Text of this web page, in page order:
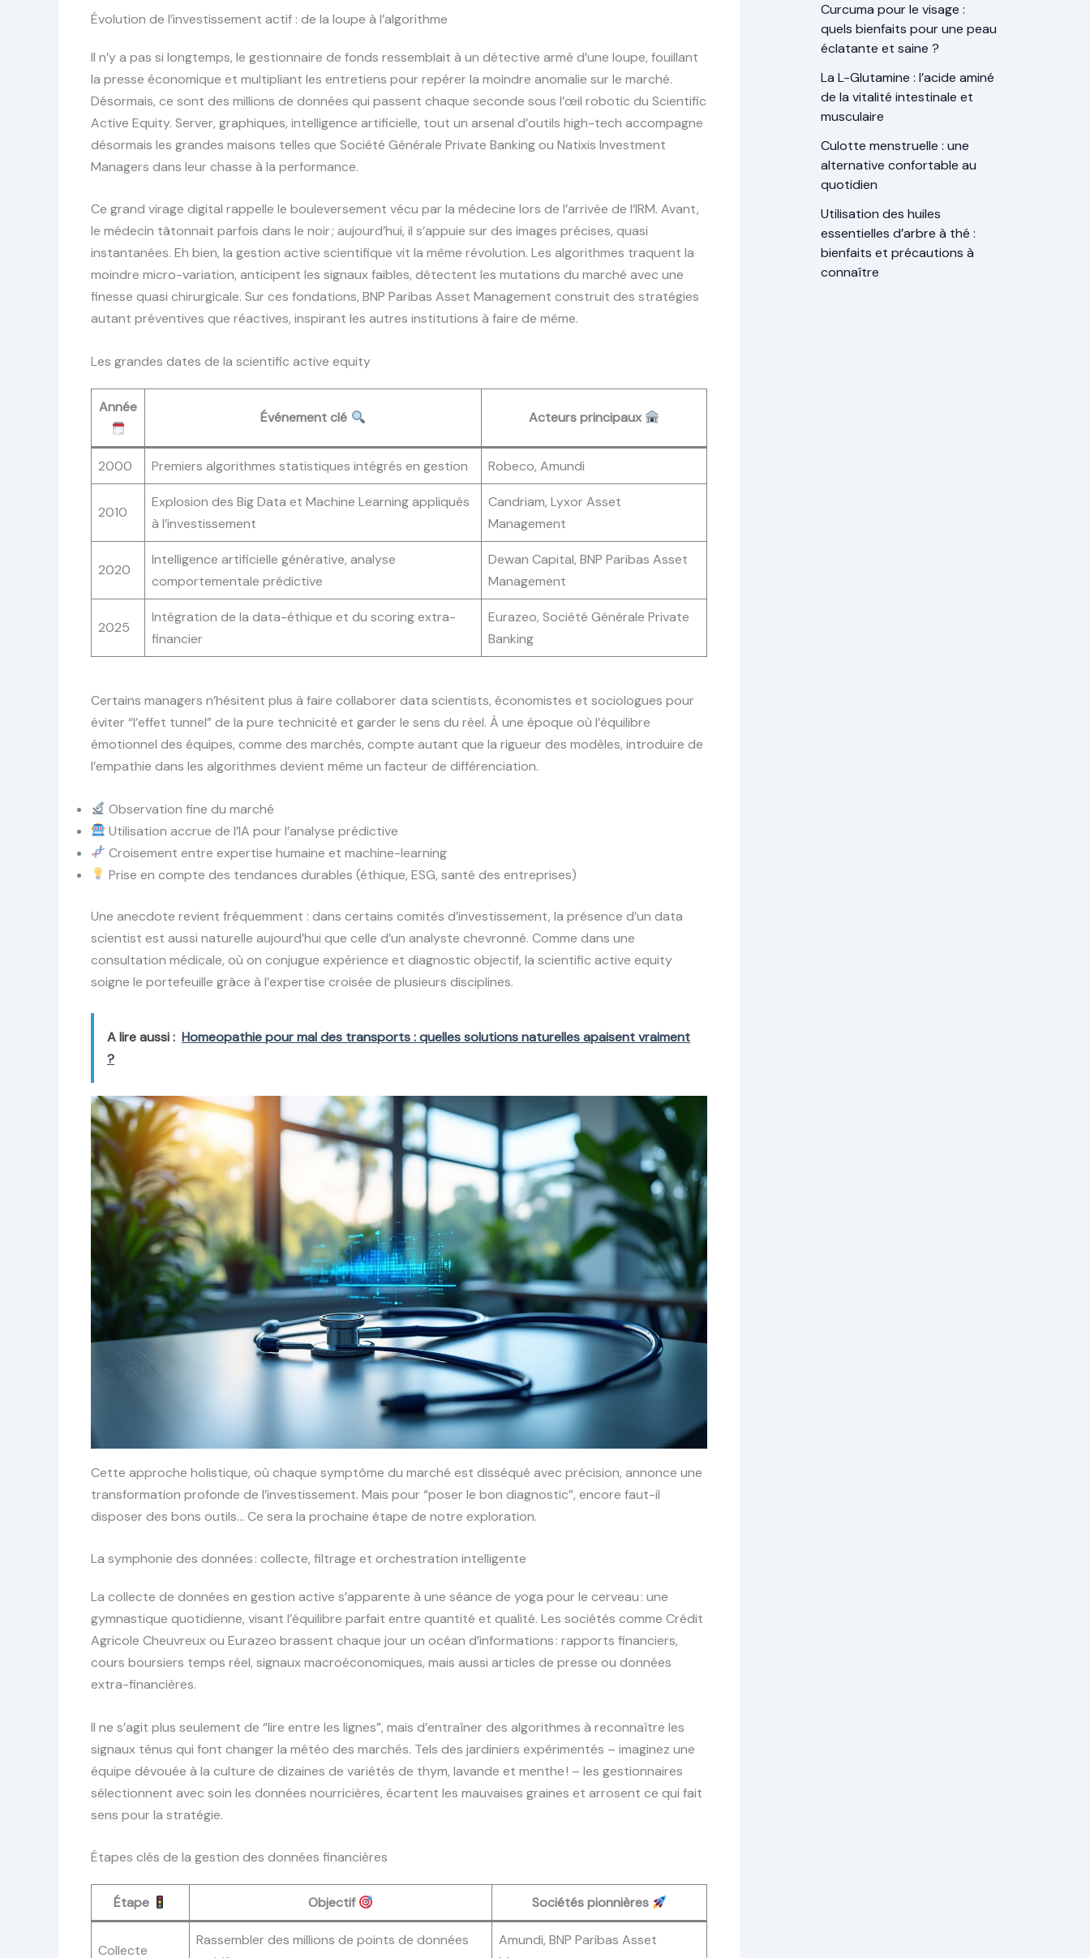
Évolution de l’investissement actif : de la loupe à l’algorithme
Il n’y a pas si longtemps, le gestionnaire de fonds ressemblait à un détective armé d’une loupe, fouillant
la presse économique et multipliant les entretiens pour repérer la moindre anomalie sur le marché.
Désormais, ce sont des millions de données qui passent chaque seconde sous l’œil robotic du Scientific
Active Equity. Server, graphiques, intelligence artificielle, tout un arsenal d’outils high-tech accompagne
désormais les grandes maisons telles que Société Générale Private Banking ou Natixis Investment
Managers dans leur chasse à la performance.
Ce grand virage digital rappelle le bouleversement vécu par la médecine lors de l’arrivée de l’IRM. Avant,
le médecin tâtonnait parfois dans le noir ; aujourd’hui, il s’appuie sur des images précises, quasi
instantanées. Eh bien, la gestion active scientifique vit la même révolution. Les algorithmes traquent la
moindre micro-variation, anticipent les signaux faibles, détectent les mutations du marché avec une
finesse quasi chirurgicale. Sur ces fondations, BNP Paribas Asset Management construit des stratégies
autant préventives que réactives, inspirant les autres institutions à faire de même.
Les grandes dates de la scientific active equity
Année
Événement clé Acteurs principaux
2000 Premiers algorithmes statistiques intégrés en gestion Robeco, Amundi
2010
Explosion des Big Data et Machine Learning appliqués
à l’investissement
Candriam, Lyxor Asset
Management
2020
Intelligence artificielle générative, analyse
comportementale prédictive
Dewan Capital, BNP Paribas Asset
Management
2025
Intégration de la data-éthique et du scoring extra-
financier
Eurazeo, Société Générale Private
Banking
Certains managers n’hésitent plus à faire collaborer data scientists, économistes et sociologues pour
éviter “l’effet tunnel” de la pure technicité et garder le sens du réel. À une époque où l’équilibre
émotionnel des équipes, comme des marchés, compte autant que la rigueur des modèles, introduire de
l’empathie dans les algorithmes devient même un facteur de différenciation.
Observation fine du marché
Utilisation accrue de l’IA pour l’analyse prédictive
Croisement entre expertise humaine et machine-learning
Prise en compte des tendances durables (éthique, ESG, santé des entreprises)
Une anecdote revient fréquemment : dans certains comités d’investissement, la présence d’un data
scientist est aussi naturelle aujourd’hui que celle d’un analyste chevronné. Comme dans une
consultation médicale, où on conjugue expérience et diagnostic objectif, la scientific active equity
soigne le portefeuille grâce à l’expertise croisée de plusieurs disciplines.
A lire aussi : Homeopathie pour mal des transports : quelles solutions naturelles apaisent vraiment
?
Cette approche holistique, où chaque symptôme du marché est disséqué avec précision, annonce une
transformation profonde de l’investissement. Mais pour “poser le bon diagnostic”, encore faut-il
disposer des bons outils… Ce sera la prochaine étape de notre exploration.
La symphonie des données : collecte, filtrage et orchestration intelligente
La collecte de données en gestion active s’apparente à une séance de yoga pour le cerveau : une
gymnastique quotidienne, visant l’équilibre parfait entre quantité et qualité. Les sociétés comme Crédit
Agricole Cheuvreux ou Eurazeo brassent chaque jour un océan d’informations : rapports financiers,
cours boursiers temps réel, signaux macroéconomiques, mais aussi articles de presse ou données
extra-financières.
Il ne s’agit plus seulement de “lire entre les lignes”, mais d’entraîner des algorithmes à reconnaître les
signaux ténus qui font changer la météo des marchés. Tels des jardiniers expérimentés – imaginez une
équipe dévouée à la culture de dizaines de variétés de thym, lavande et menthe ! – les gestionnaires
sélectionnent avec soin les données nourricières, écartent les mauvaises graines et arrosent ce qui fait
sens pour la stratégie.
Étapes clés de la gestion des données financières
Étape Objectif Sociétés pionnières
Collecte
Rassembler des millions de points de données
Amundi, BNP Paribas Asset
Curcuma pour le visage :
quels bienfaits pour une peau
éclatante et saine ?
La L-Glutamine : l’acide aminé
de la vitalité intestinale et
musculaire
Culotte menstruelle : une
alternative confortable au
quotidien
Utilisation des huiles
essentielles d’arbre à thé :
bienfaits et précautions à
connaître